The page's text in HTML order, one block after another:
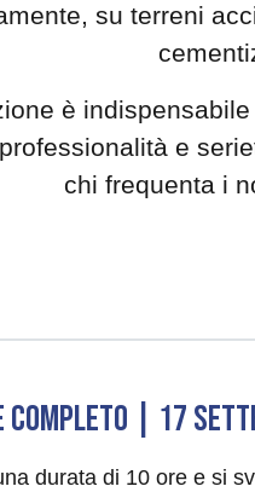
su terreni
è
e
chi frequenta i
COMPLETO | 17
durata di 10 ore e si